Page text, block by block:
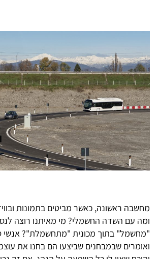
מחשבה ראשונה, כאשר מביטים בתמונות
ומה עם השדה החשמלי? מי מאיתנו רוצה
"מחשמל" בתוך מכונית "מתחשמלת"? אנשי
ואומרים שבמבחנים שביצעו הם בחנו את